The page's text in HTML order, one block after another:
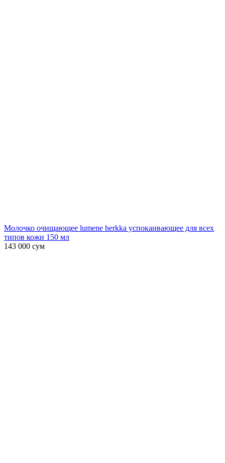
Молочко очищающее lumene herkka успокаивающее для всех
типов кожи 150 мл
143 000 сум